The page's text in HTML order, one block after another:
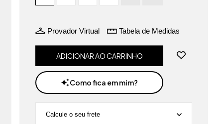
Provador Virtual Tabela de Medidas
Como fica em mim?
Calcule o seu frete